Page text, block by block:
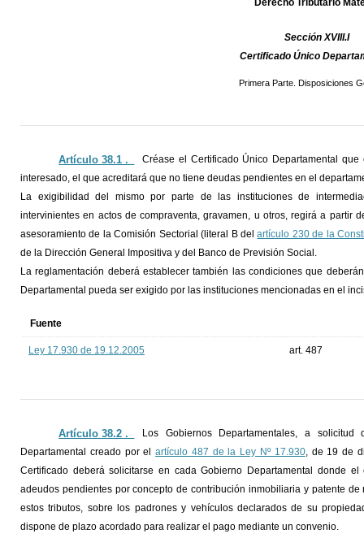
Derecho Tributario
Sección XVIII.I
Certificado Único
Primera Parte. Disposiciones
Artículo 38.1 ._
Créase el Certificado Único Departamental
interesado, el que acreditará que no tiene deudas pendientes en el
La exigibilidad del mismo por parte de las instituciones de
intervinientes en actos de compraventa, gravamen, u otros, regirá a partir
asesoramiento de la Comisión Sectorial (literal B delartículo 230 de la
de la Dirección General Impositiva y del Banco de Previsión Social.
La reglamentación deberá establecer también las condiciones que
Departamental pueda ser exigido por las instituciones mencionadas en el
Fuente
Ley 17.930 de 19.12.2005 art. 487
Artículo 38.2 ._
Los Gobiernos Departamentales, a
Departamental creado por elartículo 487 de la Ley Nº 17.930, de 19 de
Certificado deberá solicitarse en cada Gobierno Departamental donde
adeudos pendientes por concepto de contribución inmobiliaria y patente
estos tributos, sobre los padrones y vehículos declarados de su
dispone de plazo acordado para realizar el pago mediante un convenio.